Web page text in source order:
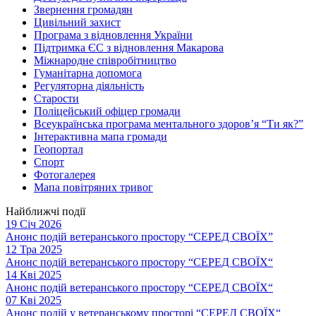
Звернення громадян
Цивільний захист
Програма з відновлення України
Підтримка ЄС з відновлення Макарова
Міжнародне співробітництво
Гуманітарна допомога
Регуляторна діяльність
Старости
Поліцейський офіцер громади
Всеукраїнська програма ментального здоров’я “Ти як?”
Інтерактивна мапа громади
Геопортал
Спорт
Фотогалерея
Мапа повітряних тривог
Найближчі події
19 Січ 2026
Анонс подій ветеранського простору “СЕРЕД СВОЇХ”
12 Тра 2025
Анонс подій ветеранського простору “СЕРЕД СВОЇХ“
14 Кві 2025
Анонс подій ветеранського простору “СЕРЕД СВОЇХ“
07 Кві 2025
Анонс подій у ветеранському просторі “СЕРЕД СВОЇХ“